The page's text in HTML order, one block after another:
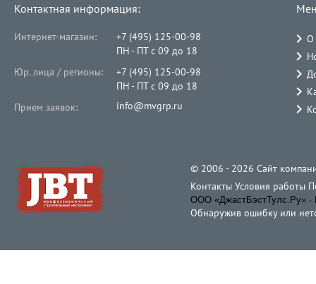
Контактная информация:
Интернет-магазин:
+7 (495) 125-00-98
ПН - ПТ с 09 до 18
Юр. лица / регионы:
+7 (495) 125-00-98
ПН - ПТ с 09 до 18
Прием заявок:
info@mvgrp.ru
О
© 2006 - 2026 Cайт
Контакты Условия работы
ООО «ДжастБэстТулс.Ру» ·
Обнаружив ошибку или